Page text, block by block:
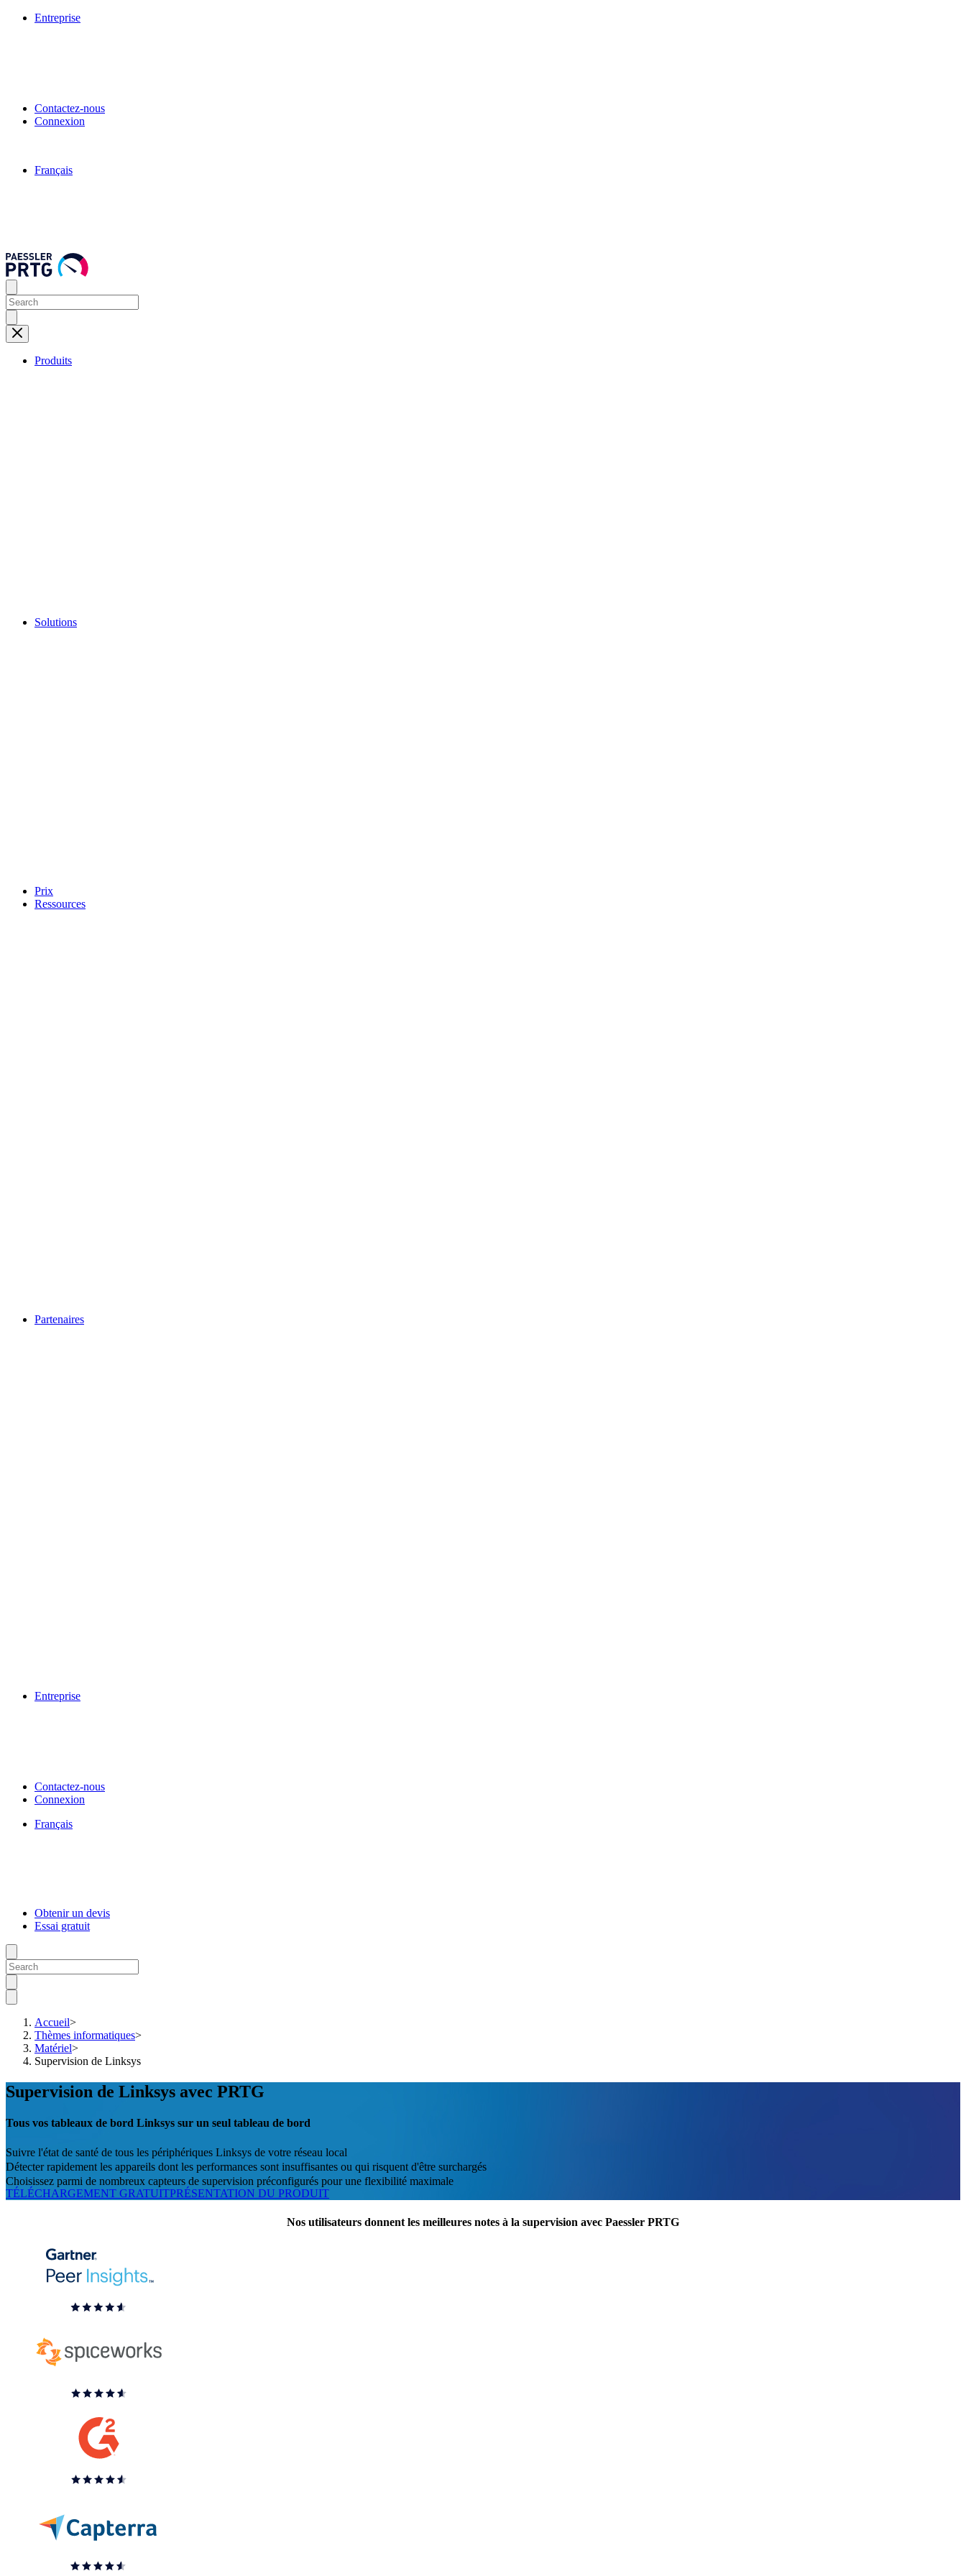
Entreprise
Contactez-nous
Connexion
Français
Produits
Solutions
Prix
Ressources
Partenaires
Entreprise
Contactez-nous
Connexion
Français
Obtenir un devis
Essai gratuit
Accueil>
Thèmes informatiques>
Matériel>
Supervision de Linksys
Supervision de Linksys avec PRTG
Tous vos tableaux de bord Linksys sur un seul tableau de bord
Suivre l'état de santé de tous les périphériques Linksys de votre réseau local
Détecter rapidement les appareils dont les performances sont insuffisantes ou qui risquent d'être surchargés
Choisissez parmi de nombreux capteurs de supervision préconfigurés pour une flexibilité maximale
TÉLÉCHARGEMENT GRATUITPRÉSENTATION DU PRODUIT
Nos utilisateurs donnent les meilleures notes à la supervision avec Paessler PRTG